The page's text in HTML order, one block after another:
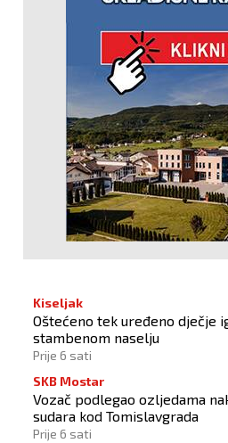
Kiseljak
Oštećeno tek uređeno dječje
stambenom naselju
Prije 6 sati
SKB Mostar
Vozač podlegao ozljedama
sudara kod Tomislavgrada
Prije 6 sati